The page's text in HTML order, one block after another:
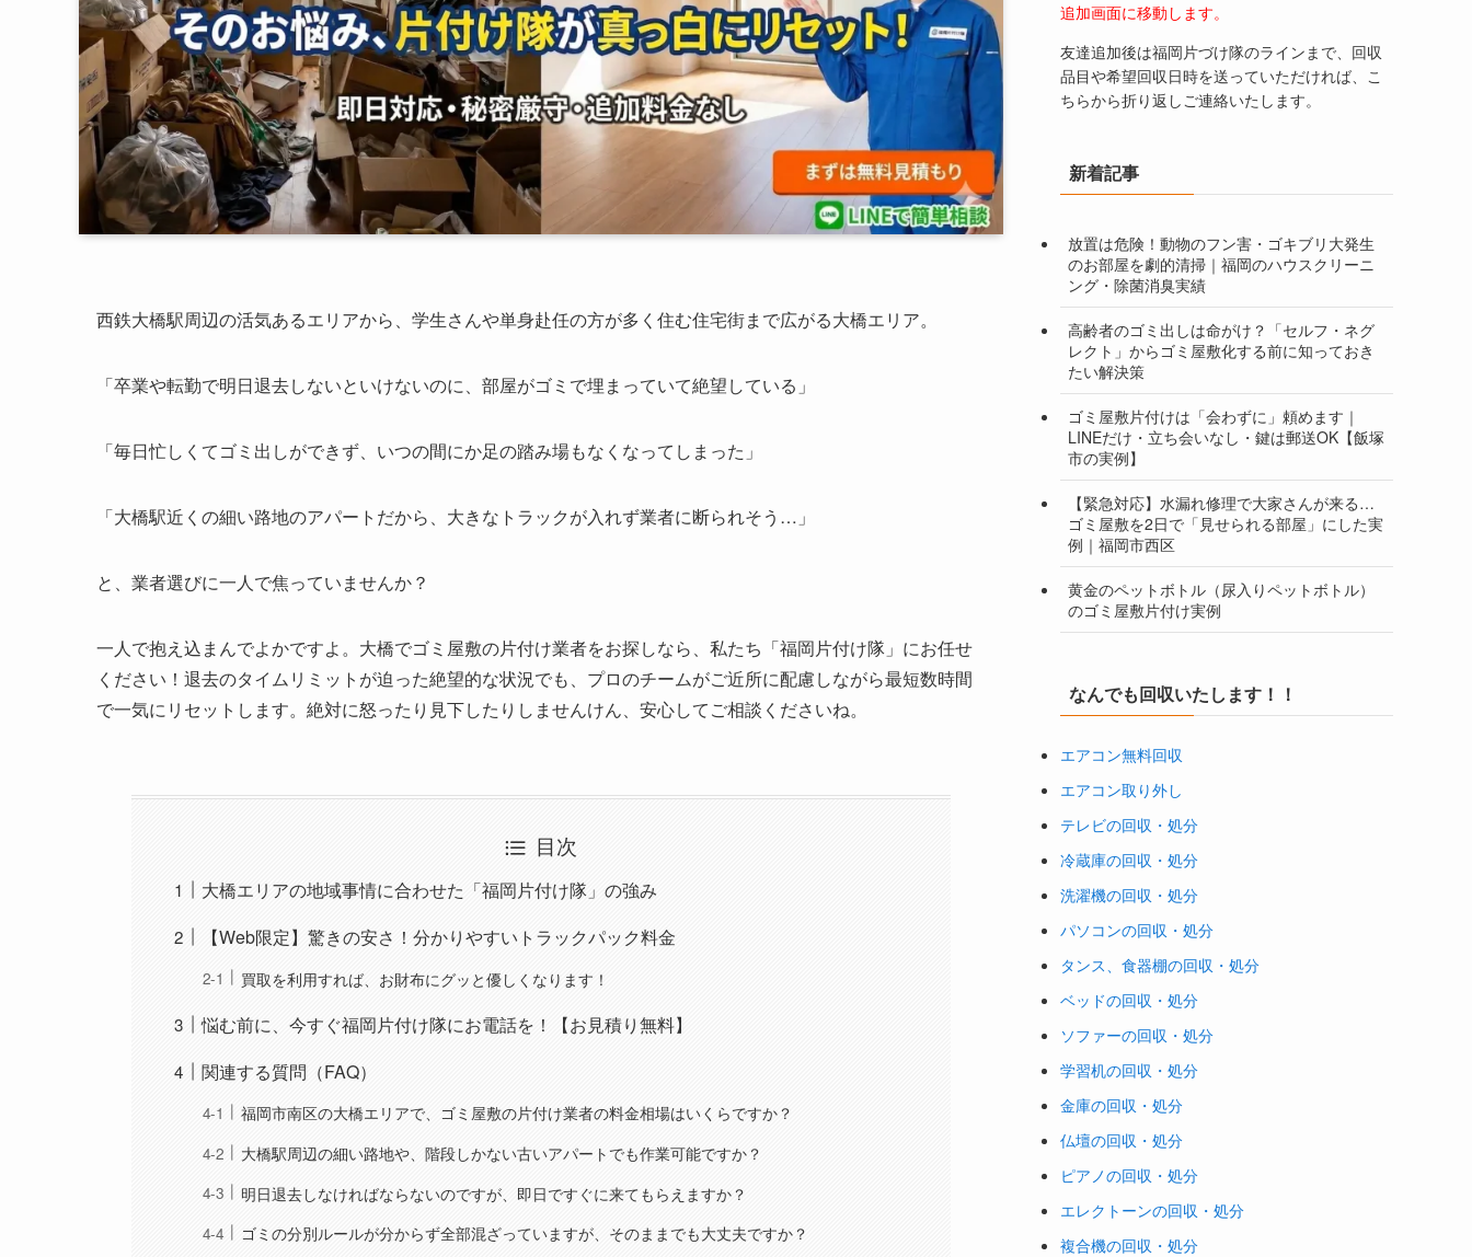
西鉄大橋駅周辺の活気あるエリアから、学生さんや単身赴任の方が多く住む住宅街まで広がる大橋エリア。
「卒業や転勤で明日退去しないといけないのに、部屋がゴミで埋まっていて絶望している」
「毎日忙しくてゴミ出しができず、いつの間にか足の踏み場もなくなってしまった」
「大橋駅近くの細い路地のアパートだから、大きなトラックが入れず業者に断られそう…」
と、業者選びに一人で焦っていませんか？
一人で抱え込まんでよかですよ。大橋でゴミ屋敷の片付け業者をお探しなら、私たち「福岡片付け隊」にお任せ
ください！退去のタイムリミットが迫った絶望的な状況でも、プロのチームがご近所に配慮しながら最短数時間
で一気にリセットします。絶対に怒ったり見下したりしませんけん、安心してご相談くださいね。
目次
大橋エリアの地域事情に合わせた「福岡片付け隊」の強み
【Web限定】驚きの安さ！分かりやすいトラックパック料金
買取を利用すれば、お財布にグッと優しくなります！
悩む前に、今すぐ福岡片付け隊にお電話を！【お見積り無料】
関連する質問（FAQ）
福岡市南区の大橋エリアで、ゴミ屋敷の片付け業者の料金相場はいくらですか？
大橋駅周辺の細い路地や、階段しかない古いアパートでも作業可能ですか？
明日退去しなければならないのですが、即日ですぐに来てもらえますか？
ゴミの分別ルールが分からず全部混ざっていますが、そのままでも大丈夫ですか？
追加画面に移動します。
友達追加後は福岡片づけ隊のラインまで、回収
品目や希望回収日時を送っていただければ、こ
ちらから折り返しご連絡いたします。
新着記事
放置は危険！動物のフン害・ゴキブリ大発生
のお部屋を劇的清掃｜福岡のハウスクリーニ
ング・除菌消臭実績
高齢者のゴミ出しは命がけ？「セルフ・ネグ
レクト」からゴミ屋敷化する前に知っておき
たい解決策
ゴミ屋敷片付けは「会わずに」頼めます｜
LINEだけ・立ち会いなし・鍵は郵送OK【飯塚
市の実例】
【緊急対応】水漏れ修理で大家さんが来る…
ゴミ屋敷を2日で「見せられる部屋」にした実
例｜福岡市西区
黄金のペットボトル（尿入りペットボトル）
のゴミ屋敷片付け実例
なんでも回収いたします！！
エアコン無料回収
エアコン取り外し
テレビの回収・処分
冷蔵庫の回収・処分
洗濯機の回収・処分
パソコンの回収・処分
タンス、食器棚の回収・処分
ベッドの回収・処分
ソファーの回収・処分
学習机の回収・処分
金庫の回収・処分
仏壇の回収・処分
ピアノの回収・処分
エレクトーンの回収・処分
複合機の回収・処分